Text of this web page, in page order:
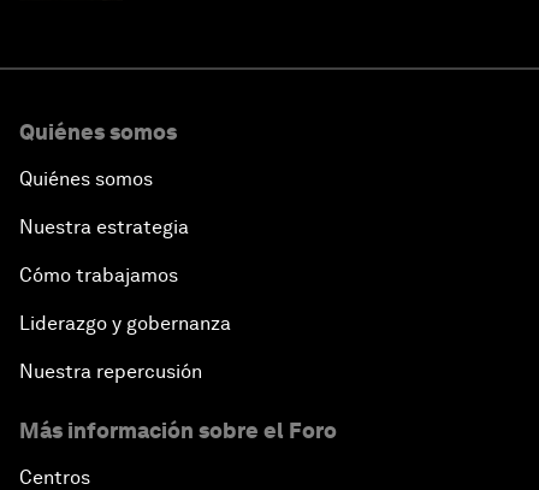
Quiénes somos
Quiénes somos
Nuestra estrategia
Cómo trabajamos
Liderazgo y gobernanza
Nuestra repercusión
Más información sobre el Foro
Centros